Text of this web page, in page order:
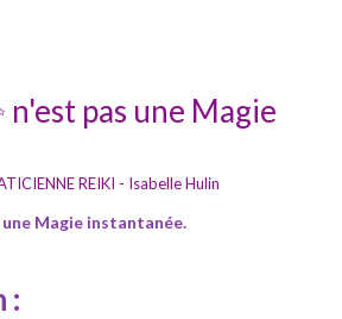
n'est pas une Magie
REIKI - Isabelle Hulin
une Magie instantanée.
: